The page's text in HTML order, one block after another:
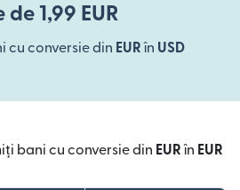
de 1,99 EUR
cu conversie din EURîn USD
bani cu conversie din EURîn EUR